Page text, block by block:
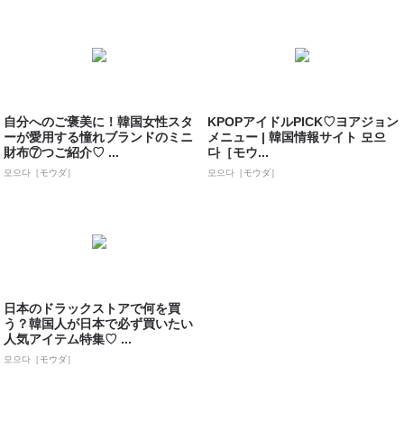
自分へのご褒美に！韓国女性スタ
ーが愛用する憧れブランドのミニ
財布⑦つご紹介♡ ...
모으다［モウダ］
KPOPアイドルPICK♡ヨアジョン
メニュー | 韓国情報サイト 모으
다［モウ...
모으다［モウダ］
日本のドラックストアで何を買
う？韓国人が日本で必ず買いたい
人気アイテム特集♡ ...
모으다［モウダ］